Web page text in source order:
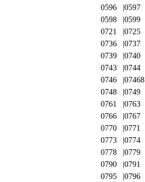
0596
0597
0598
0599
0721
0725
0736
0737
0739
0740
0743
0744
0746
07468
0748
0749
0761
0763
0766
0767
0770
0771
0773
0774
0778
0779
0790
0791
0795
0796